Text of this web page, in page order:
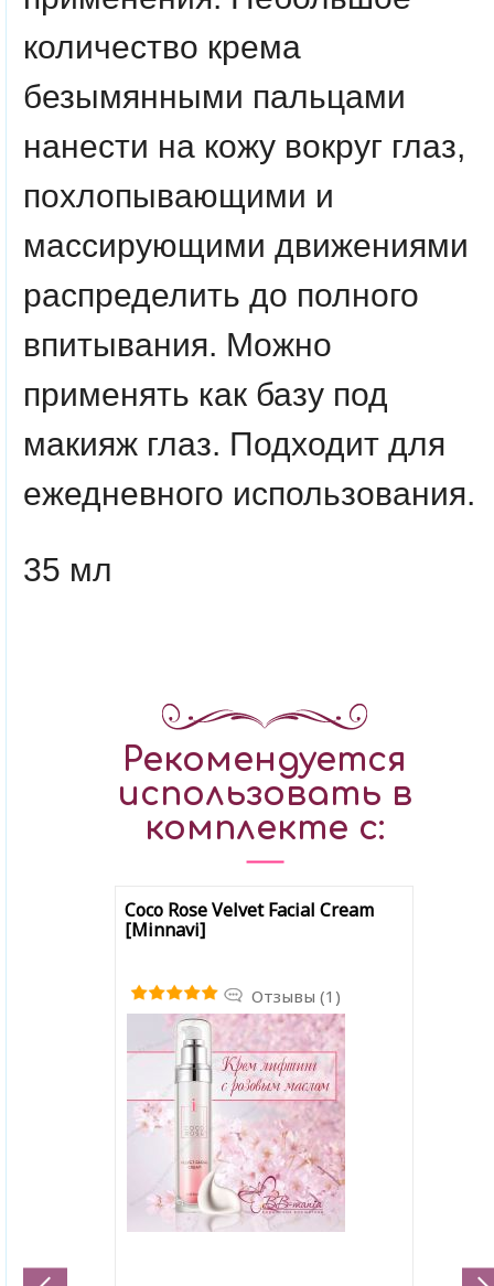
количество крема
безымянными пальцами
нанести на кожу вокруг глаз,
похлопывающими и
массирующими движениями
распределить до полного
впитывания. Можно
применять как базу под
макияж глаз. Подходит для
ежедневного использования.
35 мл
Рекомендуется
использовать в
комплекте с:
Coco Rose Velvet Facial Cream
[Minnavi]
Отзывы (1)